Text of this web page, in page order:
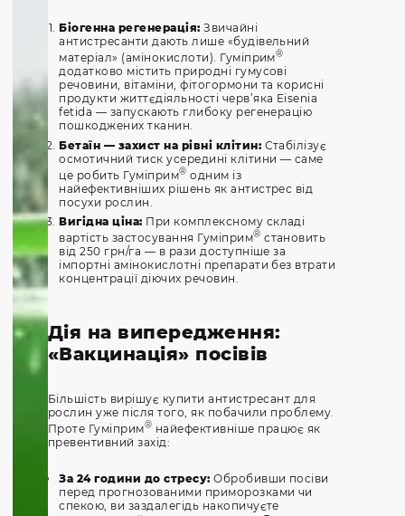
Біогенна регенерація:Звичайні
антистресанти дають лише «будівельний
матеріал» (амінокислоти). Гуміприм®
додатково містить природні гумусові
речовини, вітаміни, фітогормони та корисні
продукти життєдіяльності черв’яка Eisenia
fetida — запускають глибоку регенерацію
пошкоджених тканин.
Бетаїн — захист на рівні клітин: Стабілізує
осмотичний тиск усередині клітини — саме
це робить Гуміприм® одним із
найефективніших рішень як антистрес від
посухи рослин.
Вигідна ціна: При комплексному складі
вартість застосування Гуміприм® становить
від 250 грн/га — в рази доступніше за
імпортні амінокислотні препарати без втрати
концентрації діючих речовин.
Дія на випередження:
«Вакцинація» посівів
Більшість вирішує купити антистресант для
рослин уже після того, як побачили проблему.
Проте Гуміприм® найефективніше працює як
превентивний захід:
За 24 години до стресу:Обробивши посіви
перед прогнозованими приморозками чи
спекою, ви заздалегідь накопичуєте